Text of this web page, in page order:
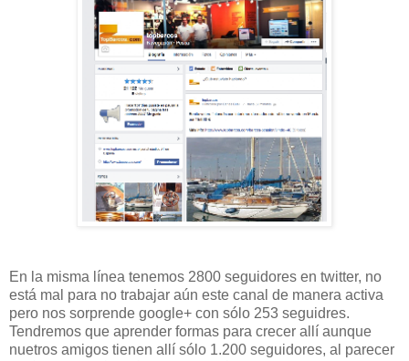
En la misma línea tenemos 2800 seguidores en twitter, no
está mal para no trabajar aún este canal de manera activa
pero nos sorprende google+ con sólo 253 seguidres.
Tendremos que aprender formas para crecer allí aunque
nuetros amigos tienen allí sólo 1.200 seguidores, al parecer